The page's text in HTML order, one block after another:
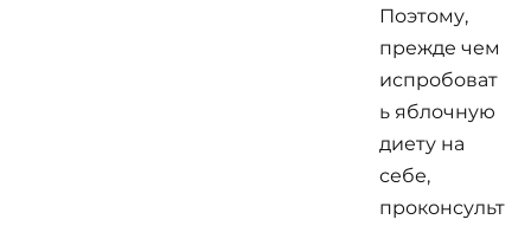
Поэтому,
прежде чем
испробоват
ь яблочную
диету на
себе,
проконсульт